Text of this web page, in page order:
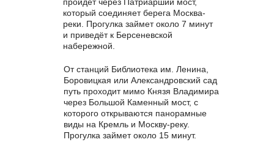
который соединяет берега Москва-
реки. Прогулка займет около 7 минут
и приведёт к Берсеневской
набережной.
От станций Библиотека им. Ленина,
Боровицкая или Александровский сад
путь проходит мимо Князя Владимира
через Большой Каменный мост, с
которого открываются панорамные
виды на Кремль и Москву-реку.
Прогулка займет около 15 минут.